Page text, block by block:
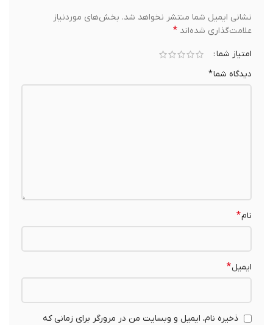
نشانی ایمیل شما منتشر نخواهد شد. بخش‌های موردنیاز
علامت‌گذاری شده‌اند*
امتیاز شما
دیدگاه شما*
ایمیل*
ذخیره نام، ایمیل و وبسایت من در مرورگر برای زمانی که